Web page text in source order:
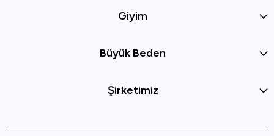
Giyim
Büyük Beden
Şirketimiz